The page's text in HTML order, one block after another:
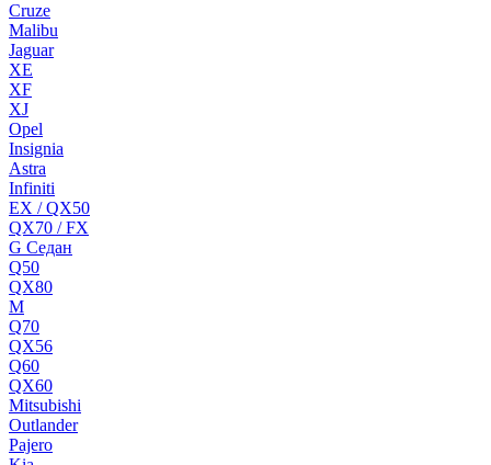
Cruze
Malibu
Jaguar
XE
XF
XJ
Opel
Insignia
Astra
Infiniti
EX / QX50
QX70 / FX
G Cедан
Q50
QX80
M
Q70
QX56
Q60
QX60
Mitsubishi
Outlander
Pajero